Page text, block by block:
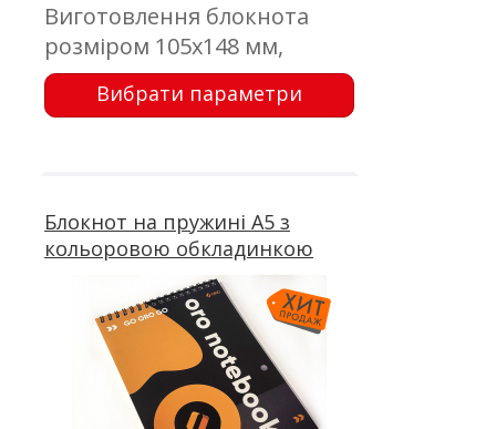
Виготовлення блокнота
розміром 105х148 мм,
обкладинка - цифровий
друк; блок - 50 аркушів,
Вибрати параметри
Блокнот на пружині А5 з
кольоровою обкладинкою